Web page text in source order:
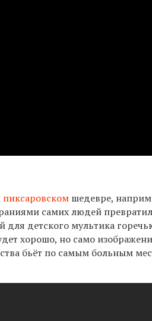
пиксаровском шедевре,
самих людей
для детского мультика
хорошо, но само
бьёт по самым больным